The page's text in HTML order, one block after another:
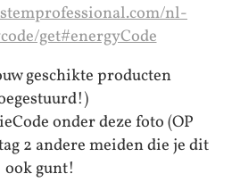
nl-
get#energyCode
geschikte producten
onder deze foto (OP
2 andere meiden die je dit
ook gunt!